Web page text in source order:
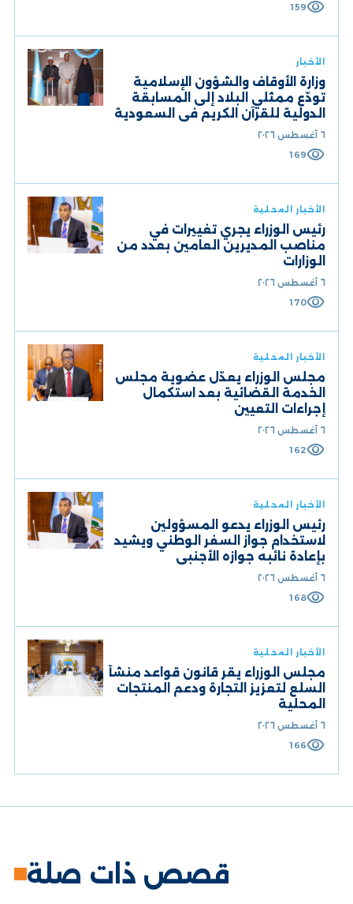
visibility
159
الأخبار
وزارة الأوقاف والشؤون الإسلامية
تودّع ممثلي البلاد إلى المسابقة
الدولية للقرآن الكريم في السعودية
٦ أغسطس ٢٠٢٦
visibility
169
الأخبار المحلية
رئيس الوزراء يجري تغييرات في
مناصب المديرين العامين بعدد من
الوزارات
٦ أغسطس ٢٠٢٦
visibility
170
الأخبار المحلية
مجلس الوزراء يعدّل عضوية مجلس
الخدمة القضائية بعد استكمال
إجراءات التعيين
٦ أغسطس ٢٠٢٦
visibility
162
الأخبار المحلية
رئيس الوزراء يدعو المسؤولين
لاستخدام جواز السفر الوطني ويشيد
بإعادة نائبه جوازه الأجنبي
٦ أغسطس ٢٠٢٦
visibility
168
الأخبار المحلية
مجلس الوزراء يقر قانون قواعد منشأ
السلع لتعزيز التجارة ودعم المنتجات
المحلية
٦ أغسطس ٢٠٢٦
visibility
166
قصص ذات صلة